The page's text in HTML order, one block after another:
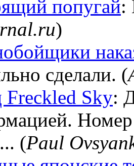
попугай:
)
сделали. (
Freckled Sky:
(Paul